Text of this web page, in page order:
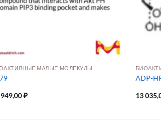
МАЛЫЕ МОЛЕКУЛЫ
₽
ADP-
13